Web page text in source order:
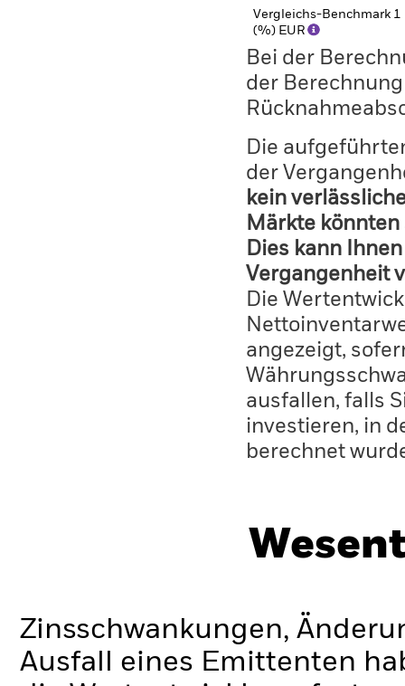
Vergleichs-Benchmark 1
(%) EUR
Bei der
der
Die
der
kein
Märkte
Dies kann
Vergangenheit
Die
angezeigt,
ausfallen, falls
investieren, in
berechnet
Zinsschwankungen,
Ausfall eines Emittenten